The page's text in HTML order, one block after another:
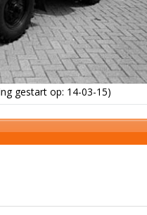
gestart op: 14-03-15)